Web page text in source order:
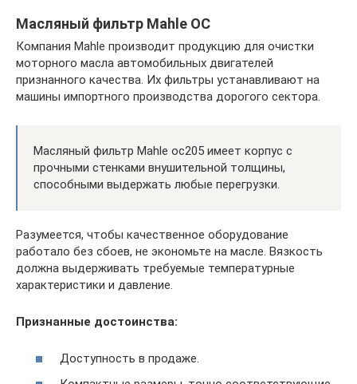
Масляный фильтр Mahle OC
Компания Mahle производит продукцию для очистки
моторного масла автомобильных двигателей
признанного качества. Их фильтры устанавливают на
машины импортного производства дорогого сектора.
Масляный фильтр Mahle oc205 имеет корпус с
прочными стенками внушительной толщины,
способными выдержать любые перегрузки.
Разумеется, чтобы качественное оборудование
работало без сбоев, не экономьте на масле. Вязкость
должна выдерживать требуемые температурные
характеристики и давление.
Признанные достоинства:
Доступность в продаже.